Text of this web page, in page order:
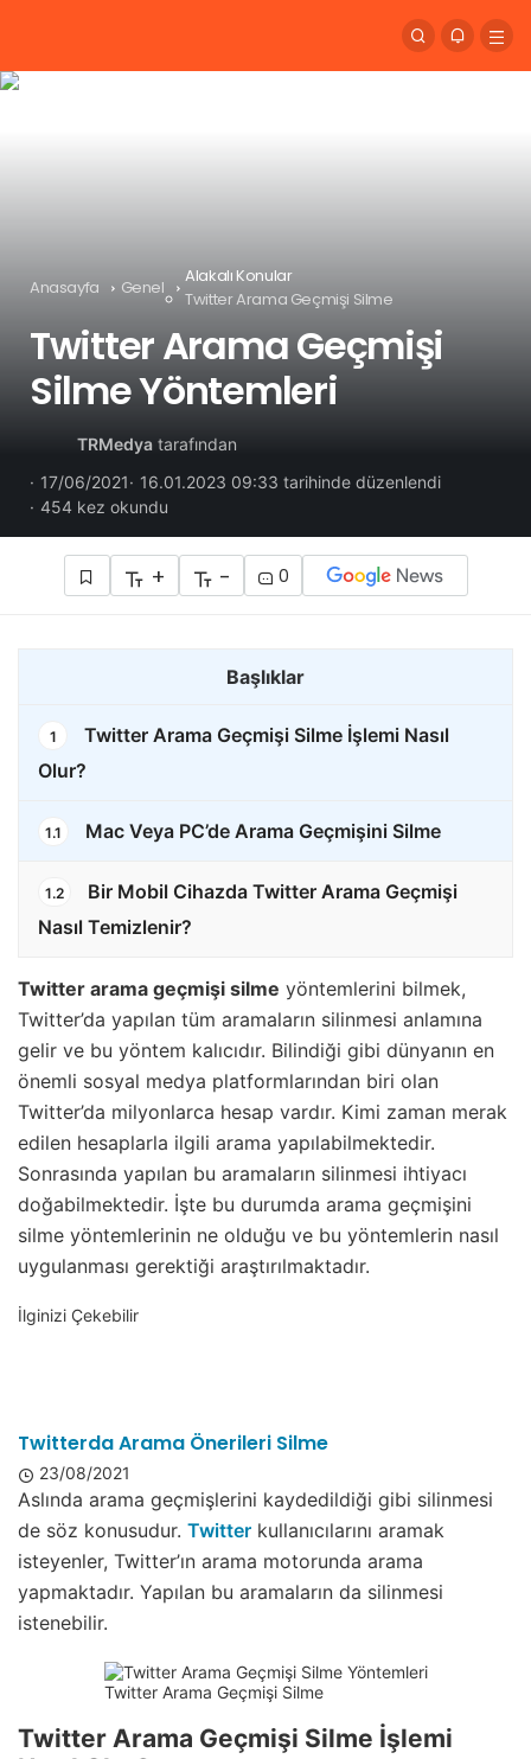
Anasayfa Genel
Alakalı Konular
Twitter Arama Geçmişi Silme
Twitter Arama Geçmişi
Silme Yöntemleri
TRMedya tarafından
17/06/2021
16.01.2023 09:33 tarihinde düzenlendi
454 kez okundu
+ - 0
Başlıklar
1
Twitter Arama Geçmişi Silme İşlemi Nasıl
Olur?
1.1 Mac Veya PC’de Arama Geçmişini Silme
1.2
Bir Mobil Cihazda Twitter Arama Geçmişi
Nasıl Temizlenir?
Twitter arama geçmişi silme yöntemlerini bilmek,
Twitter’da yapılan tüm aramaların silinmesi anlamına
gelir ve bu yöntem kalıcıdır. Bilindiği gibi dünyanın en
önemli sosyal medya platformlarından biri olan
Twitter’da milyonlarca hesap vardır. Kimi zaman merak
edilen hesaplarla ilgili arama yapılabilmektedir.
Sonrasında yapılan bu aramaların silinmesi ihtiyacı
doğabilmektedir. İşte bu durumda arama geçmişini
silme yöntemlerinin ne olduğu ve bu yöntemlerin nasıl
uygulanması gerektiği araştırılmaktadır.
İlginizi Çekebilir
Twitterda Arama Önerileri Silme
23/08/2021
Aslında arama geçmişlerini kaydedildiği gibi silinmesi
de söz konusudur. Twitter kullanıcılarını aramak
isteyenler, Twitter’ın arama motorunda arama
yapmaktadır. Yapılan bu aramaların da silinmesi
istenebilir.
Twitter Arama Geçmişi Silme
Twitter Arama Geçmişi Silme İşlemi